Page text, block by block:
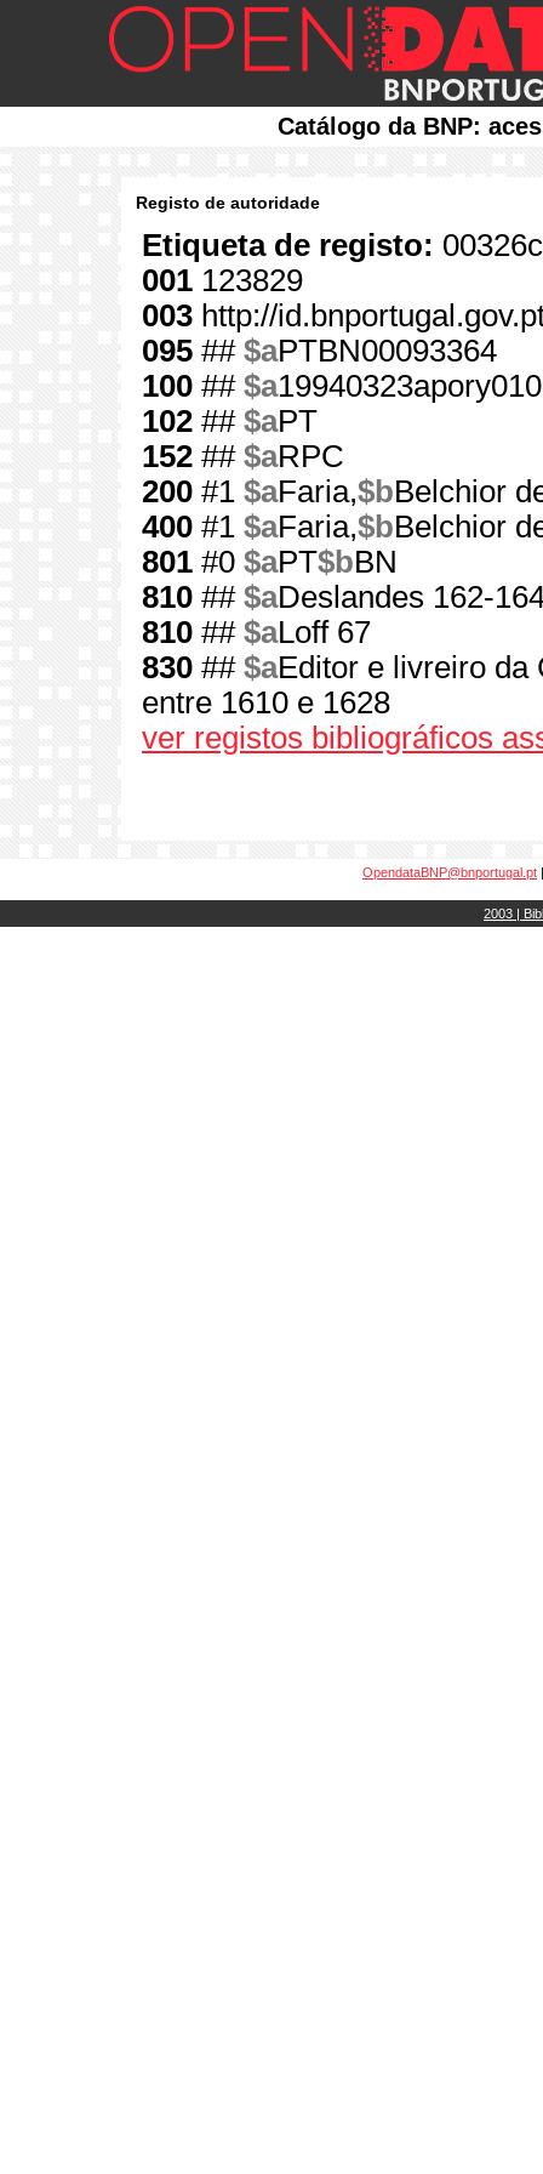
Catálogo da BNP:
Registo de autoridade
Etiqueta de registo:
001 123829
003 http://
095 ## $aPTBN00093364
100 ## $a
102 ## $aPT
152 ## $aRPC
200 #1 $aFaria,$bBelchior
400 #1 $aFaria,$bBelchior
801 #0 $aPT$bBN
810 ## $aDeslandes 162-
810 ## $aLoff 67
830 ## $aEditor e livreiro da
entre 1610 e 1628
ver registos bibliográficos
OpendataBNP@bnportugal.pt
2003 |